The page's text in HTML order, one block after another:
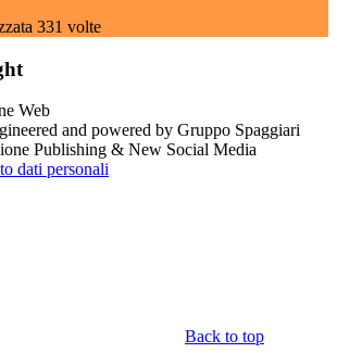
331 volte
and powered by Gruppo Spaggiari
Publishing & New Social Media
dati personali
Back to top